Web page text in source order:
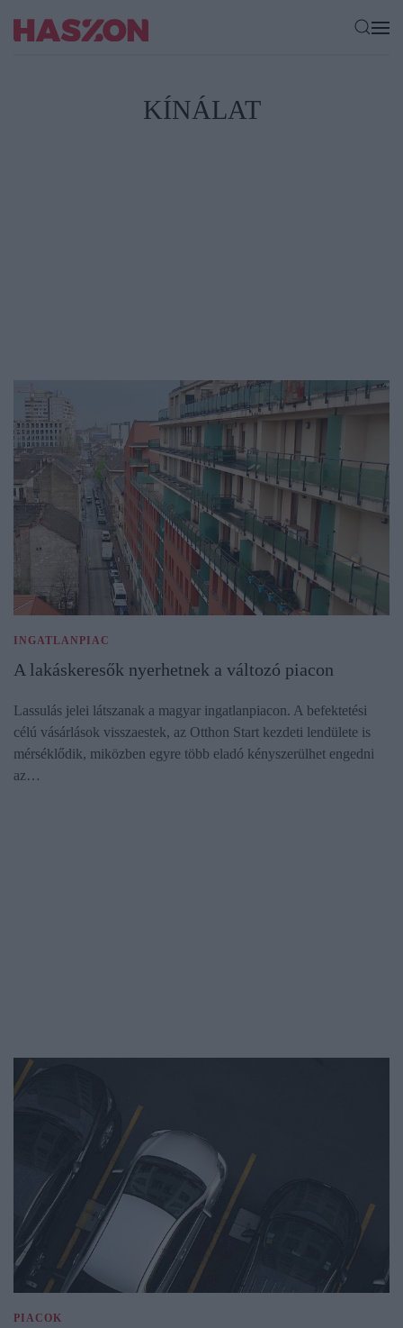
KÍNÁLAT
INGATLANPIAC
A lakáskeresők nyerhetnek a változó piacon
Lassulás jelei látszanak a magyar ingatlanpiacon. A befektetési
célú vásárlások visszaestek, az Otthon Start kezdeti lendülete is
mérséklődik, miközben egyre több eladó kényszerülhet engedni
az…
PIACOK